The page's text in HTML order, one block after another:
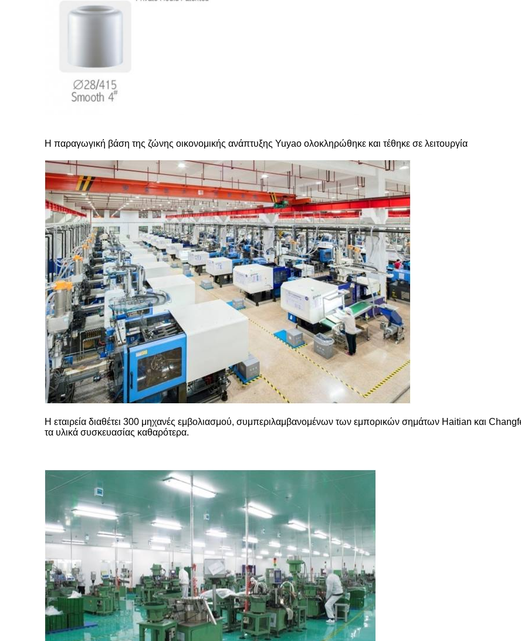
Η παραγωγική βάση της ζώνης οικονομικής ανάπτυξης Yuyao ολοκληρώθηκε και τέθηκε σε λειτουργία
Η εταιρεία διαθέτει 300 μηχανές εμβολιασμού, συμπεριλαμβανομένων των εμπορικών σημάτων Haitian και
τα υλικά συσκευασίας καθαρότερα.